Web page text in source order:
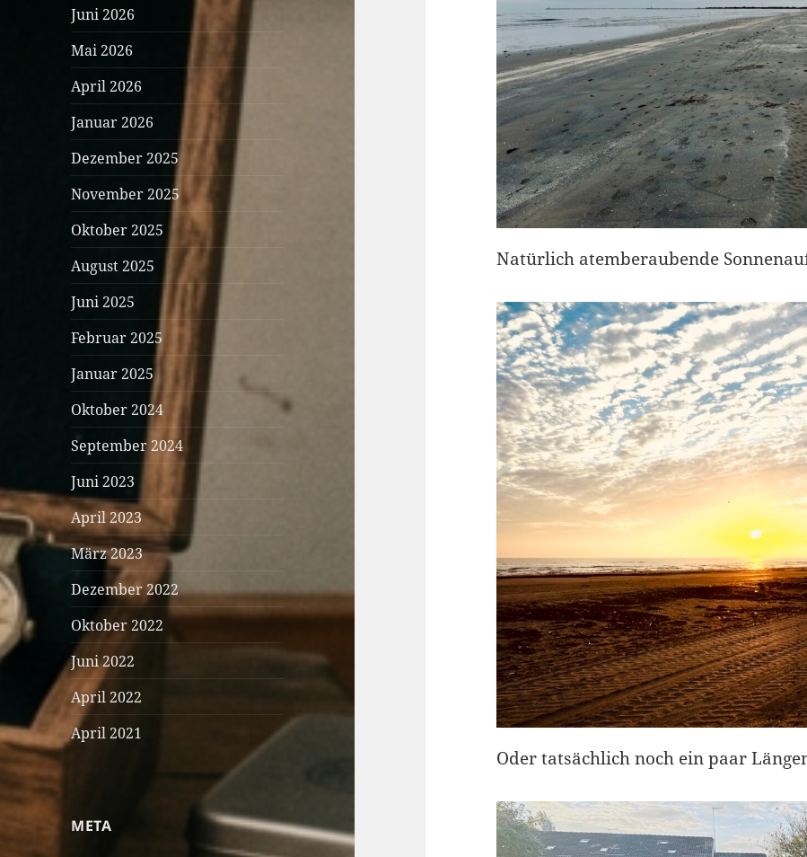
Juni 2026
Mai 2026
April 2026
Januar 2026
Dezember 2025
November 2025
Oktober 2025
August 2025
Juni 2025
Februar 2025
Januar 2025
Oktober 2024
September 2024
Juni 2023
April 2023
März 2023
Dezember 2022
Oktober 2022
Juni 2022
April 2022
April 2021
META
Natürlich atemberaubende
Oder tatsächlich noch ein paar